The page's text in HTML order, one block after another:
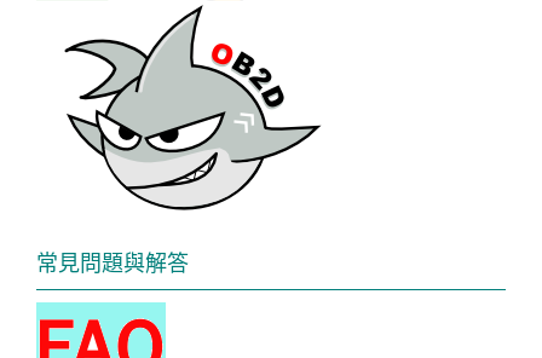
常見問題與解答